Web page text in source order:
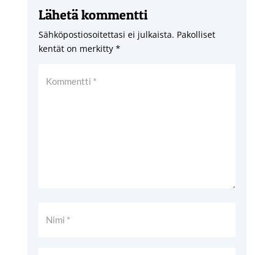
Lähetä kommentti
Sähköpostiosoitettasi ei julkaista. Pakolliset
kentät on merkitty *